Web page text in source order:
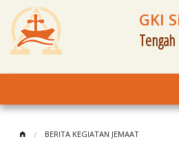
GKI
Tengah
BERITA KEGIATAN JEMAAT